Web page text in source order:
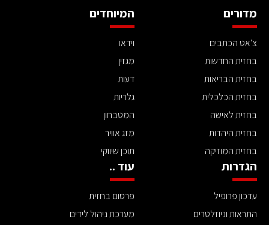
מדורים
צ'אט הכתבים
בחזית החדשות
בחזית הבריאות
בחזית הכלכלית
בחזית לאישה
בחזית היהדות
בחזית המוזיקה
המיוחדים
וידאו
מגזין
דעות
גלריות
המטבחון
מזג אוויר
תוכן שיווקי
הגדרות
עדכון פרופיל
התראות וניוזלטרים
עוד ..
פרסום בחזית
מערכת ניהול לידים